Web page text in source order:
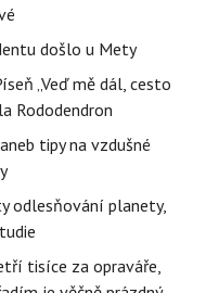
došlo u Mety
„Veď mě dál, cesto
Rododendron
tipy na vzdušné
odlesňování planety,
tisíce za opraváře,